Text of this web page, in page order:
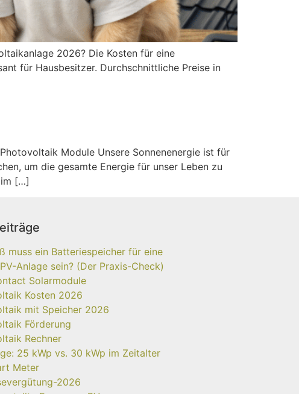
2026? Die Kosten für eine
für Hausbesitzer. Durchschnittliche Preise in
Module Unsere Sonnenenergie ist für
um die gesamte Energie für unser Leben zu
im […]
muss ein Batteriespeicher für eine
Anlage sein? (Der Praxis-Check)
Solarmodule
Kosten 2026
mit Speicher 2026
Förderung
Rechner
25 kWp vs. 30 kWp im Zeitalter
Meter
2026